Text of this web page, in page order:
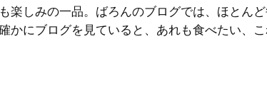
楽しみの一品。ばろんのブログでは、ほとん
にブログを見ていると、あれも食べたい、